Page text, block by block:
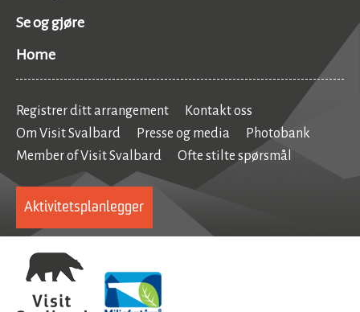
Se og gjøre
Home
Registrer ditt arrangement
Kontakt oss
Om Visit Svalbard
Presse og media
Photobank
Member of Visit Svalbard
Ofte stilte spørsmål
Aktivitetsplanlegger